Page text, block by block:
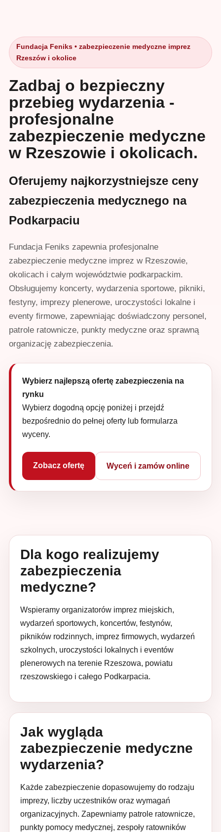
Fundacja Feniks • zabezpieczenie medyczne imprez
Rzeszów i okolice
Zadbaj o bezpieczny
przebieg wydarzenia -
profesjonalne
zabezpieczenie medyczne
w Rzeszowie i okolicach.
Oferujemy najkorzystniejsze ceny
zabezpieczenia medycznego na
Podkarpaciu
Fundacja Feniks zapewnia profesjonalne
zabezpieczenie medyczne imprez w Rzeszowie,
okolicach i całym województwie podkarpackim.
Obsługujemy koncerty, wydarzenia sportowe, pikniki,
festyny, imprezy plenerowe, uroczystości lokalne i
eventy firmowe, zapewniając doświadczony personel,
patrole ratownicze, punkty medyczne oraz sprawną
organizację zabezpieczenia.
Wybierz najlepszą ofertę zabezpieczenia na
rynku
Wybierz dogodną opcję poniżej i przejdź
bezpośrednio do pełnej oferty lub formularza
wyceny.
Zobacz ofertę Wyceń i zamów online
Dla kogo realizujemy
zabezpieczenia
medyczne?
Wspieramy organizatorów imprez miejskich,
wydarzeń sportowych, koncertów, festynów,
pikników rodzinnych, imprez firmowych, wydarzeń
szkolnych, uroczystości lokalnych i eventów
plenerowych na terenie Rzeszowa, powiatu
rzeszowskiego i całego Podkarpacia.
Jak wygląda
zabezpieczenie medyczne
wydarzenia?
Każde zabezpieczenie dopasowujemy do rodzaju
imprezy, liczby uczestników oraz wymagań
organizacyjnych. Zapewniamy patrole ratownicze,
punkty pomocy medycznej, zespoły ratowników